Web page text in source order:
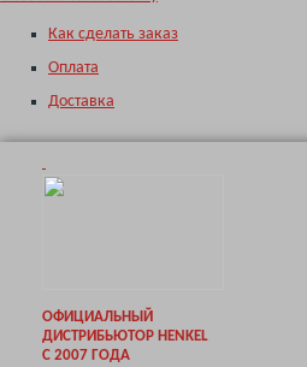
Как сделать заказ
Оплата
Доставка
ОФИЦИАЛЬНЫЙ
ДИСТРИБЬЮТОР HENKEL
С 2007 ГОДА